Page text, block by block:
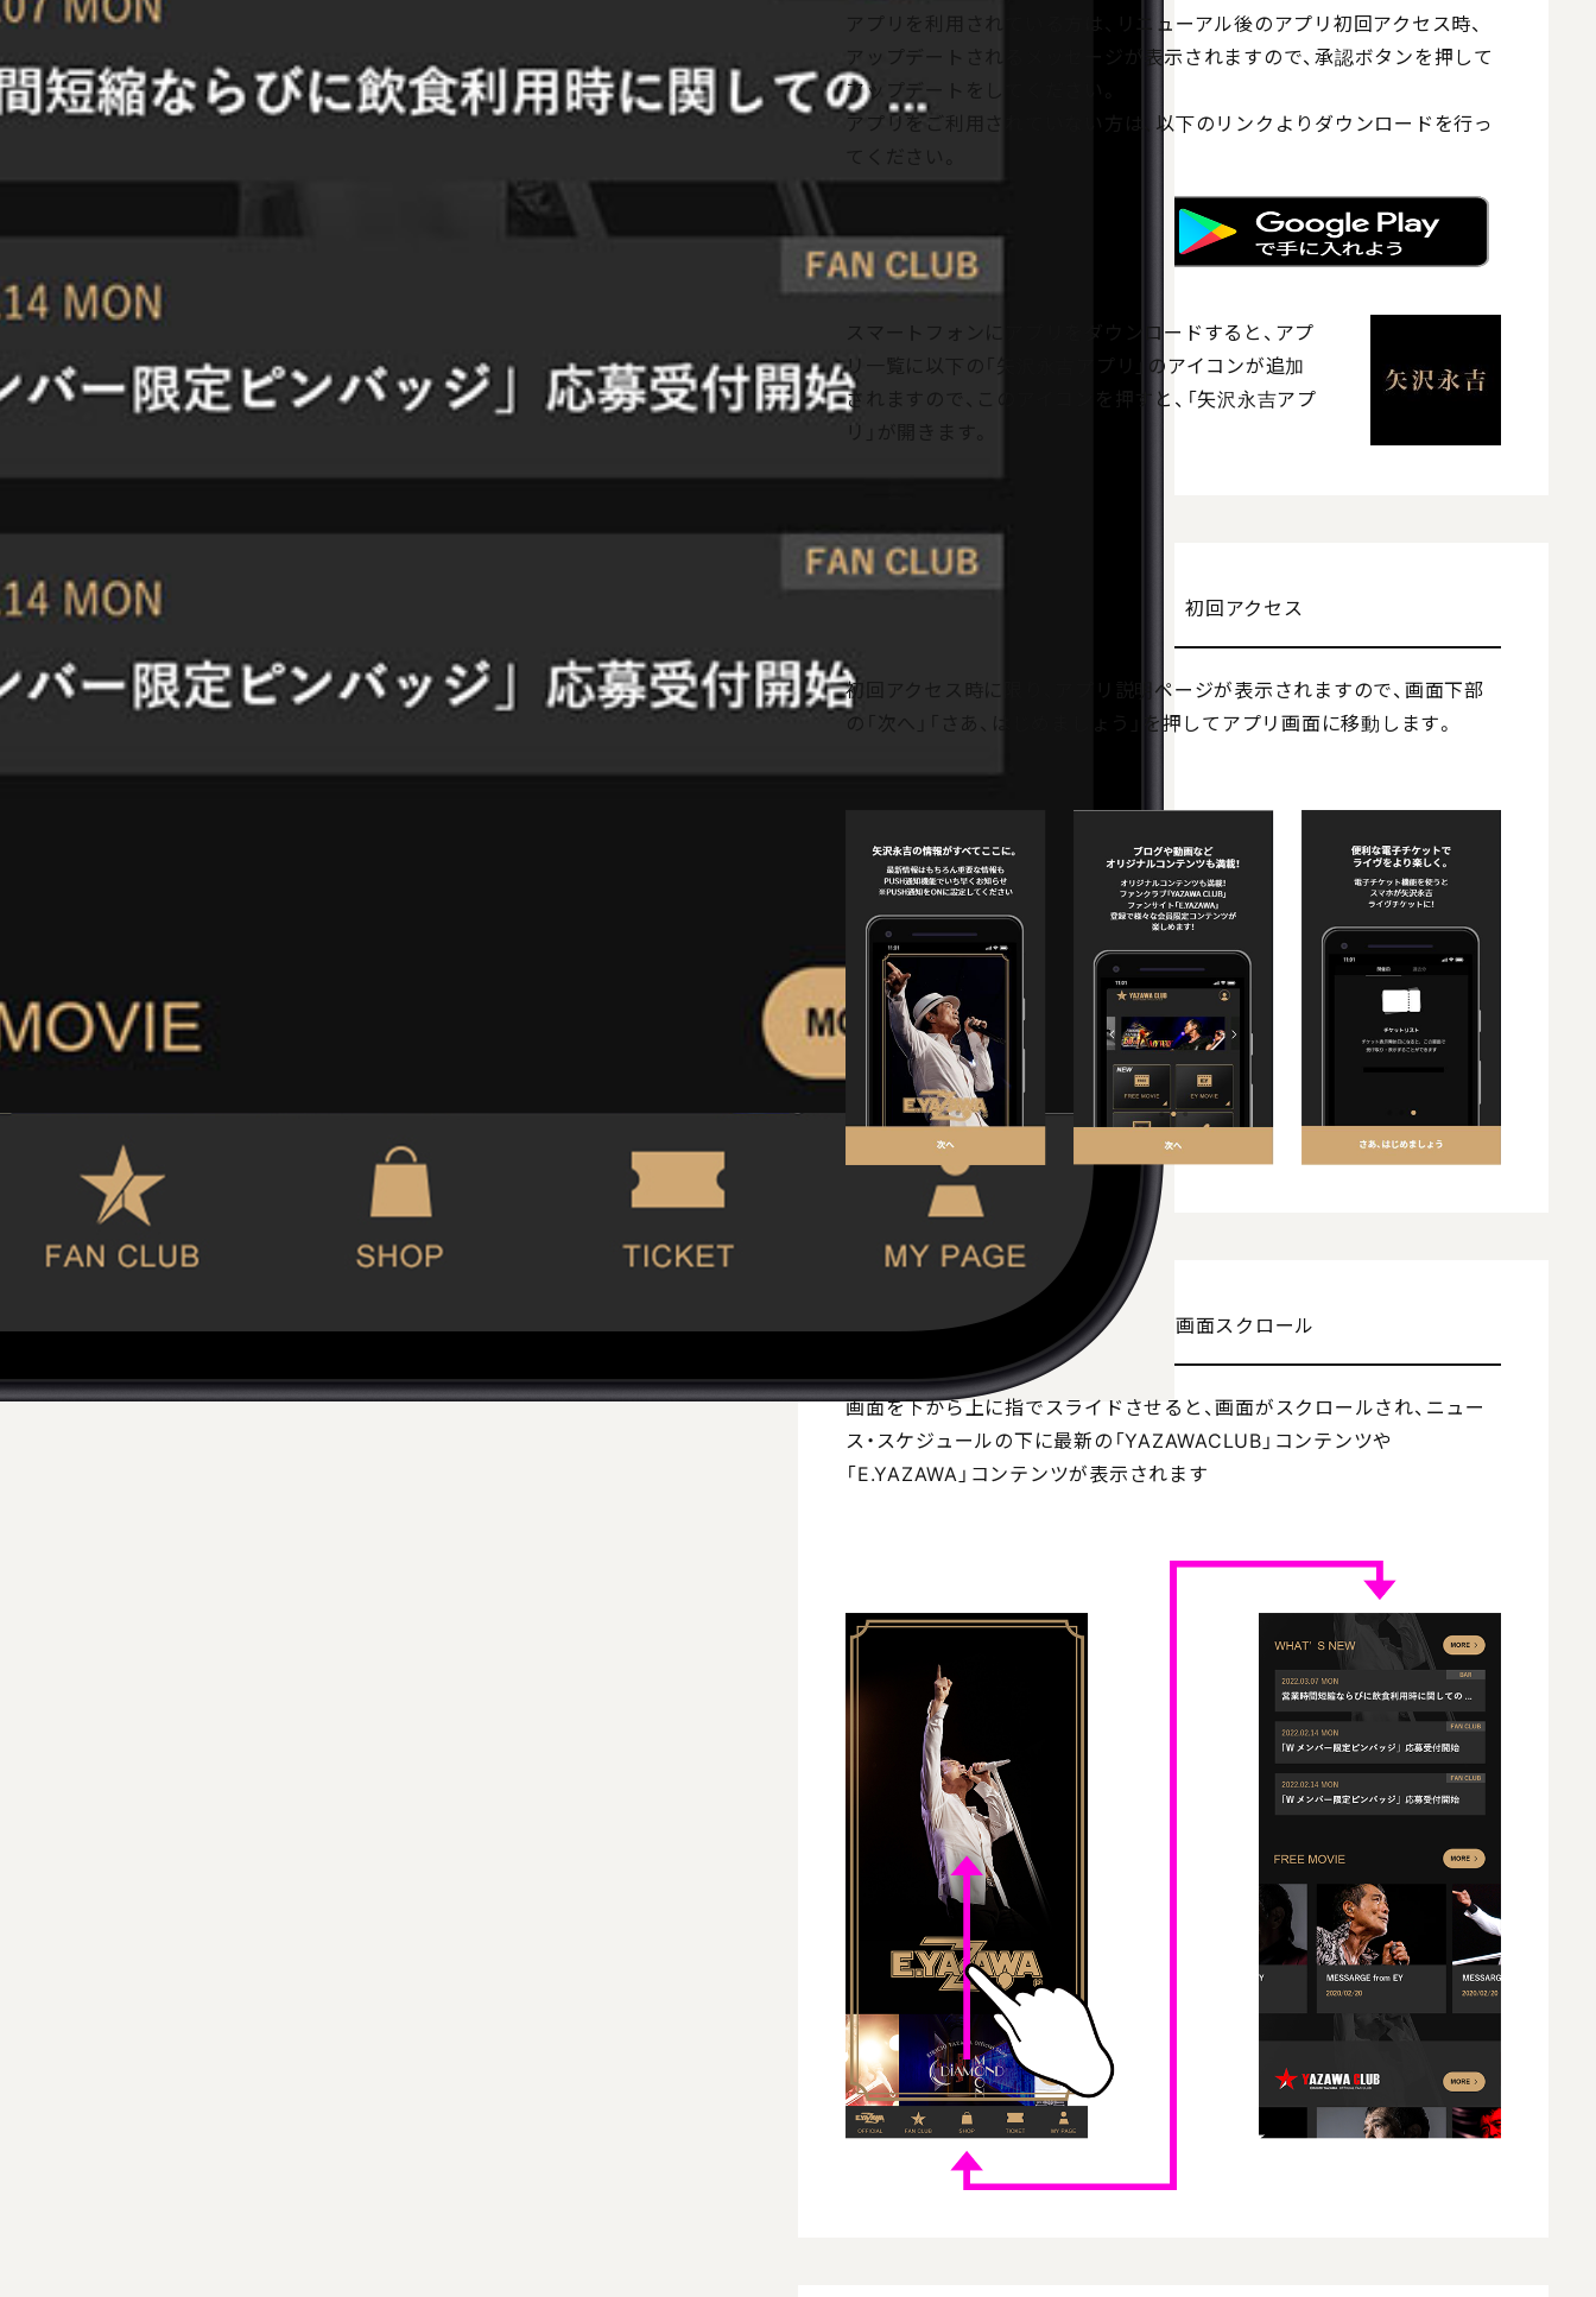
アプリを利用されている方は、リニューアル後のアプリ初回アクセス時、
アップデートされるメッセージが表示されますので、承認ボタンを押して
アップデートをしてください。
アプリをご利用されていない方は、以下のリンクよりダウンロードを行っ
スマートフォンにアプリをダウンロードすると、アプ
リ一覧に以下の「矢沢永吉アプリ」のアイコンが追加
されますので、このアイコンを押すと、「矢沢永吉アプ
リ」が開きます。
初回アクセス
初回アクセス時に限り、アプリ説明ページが表示されますので、画面下部
の「次へ」「さあ、はじめましょう」を押してアプリ画面に移動します。
使い方 3 画面スクロール
画面を下から上に指でスライドさせると、画面がスクロールされ、ニュー
ス・スケジュールの下に最新の「YAZAWACLUB」コンテンツや
「E.YAZAWA」コンテンツが表示されます